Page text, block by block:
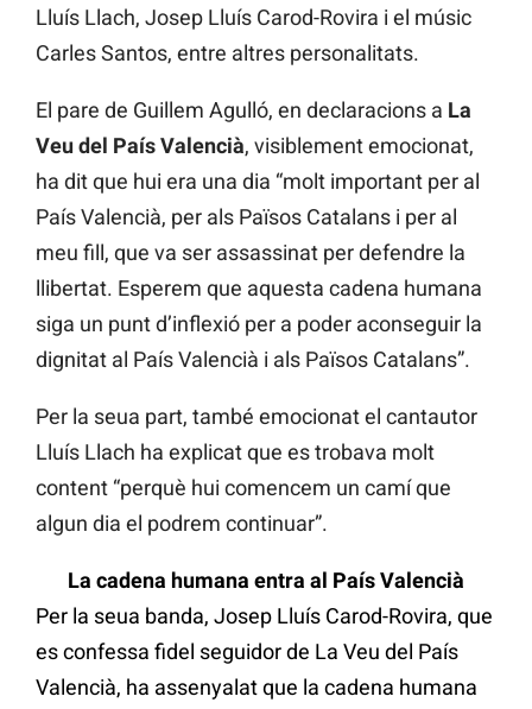
Lluís Llach, Josep Lluís Carod-Rovira i el músic
Carles Santos, entre altres personalitats.
El pare de Guillem Agulló, en declaracions a La
Veu del País Valencià, visiblement emocionat,
ha dit que hui era una dia “molt important per al
País Valencià, per als Països Catalans i per al
meu fill, que va ser assassinat per defendre la
llibertat. Esperem que aquesta cadena humana
siga un punt d’inflexió per a poder aconseguir la
dignitat al País Valencià i als Països Catalans”.
Per la seua part, també emocionat el cantautor
Lluís Llach ha explicat que es trobava molt
content “perquè hui comencem un camí que
algun dia el podrem continuar”.
La cadena humana entra al País Valencià
Per la seua banda, Josep Lluís Carod-Rovira, que
es confessa fidel seguidor de La Veu del País
Valencià, ha assenyalat que la cadena humana